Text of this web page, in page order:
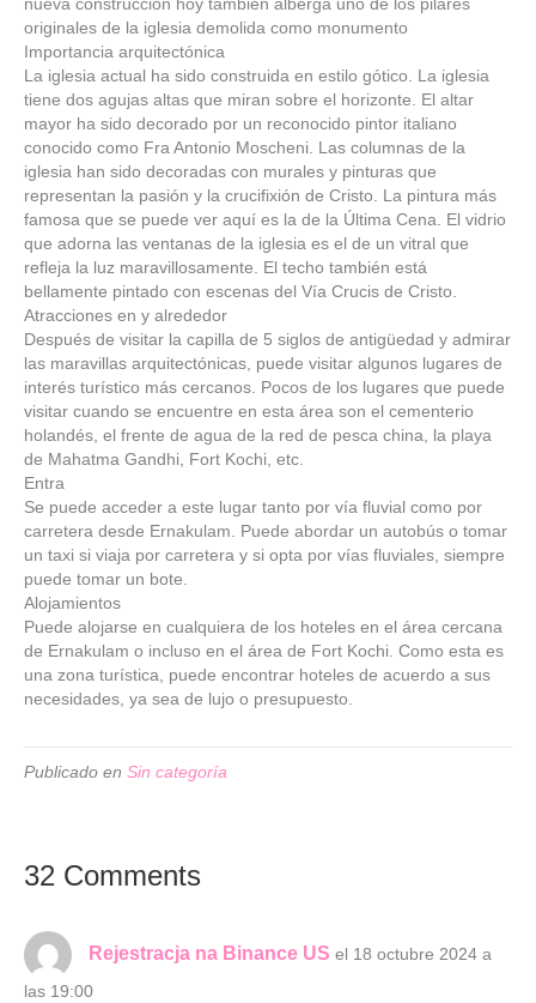
nueva construcción hoy también alberga uno de los pilares
originales de la iglesia demolida como monumento
Importancia arquitectónica
La iglesia actual ha sido construida en estilo gótico. La iglesia
tiene dos agujas altas que miran sobre el horizonte. El altar
mayor ha sido decorado por un reconocido pintor italiano
conocido como Fra Antonio Moscheni. Las columnas de la
iglesia han sido decoradas con murales y pinturas que
representan la pasión y la crucifixión de Cristo. La pintura más
famosa que se puede ver aquí es la de la Última Cena. El vidrio
que adorna las ventanas de la iglesia es el de un vitral que
refleja la luz maravillosamente. El techo también está
bellamente pintado con escenas del Vía Crucis de Cristo.
Atracciones en y alrededor
Después de visitar la capilla de 5 siglos de antigüedad y admirar
las maravillas arquitectónicas, puede visitar algunos lugares de
interés turístico más cercanos. Pocos de los lugares que puede
visitar cuando se encuentre en esta área son el cementerio
holandés, el frente de agua de la red de pesca china, la playa
de Mahatma Gandhi, Fort Kochi, etc.
Entra
Se puede acceder a este lugar tanto por vía fluvial como por
carretera desde Ernakulam. Puede abordar un autobús o tomar
un taxi si viaja por carretera y si opta por vías fluviales, siempre
puede tomar un bote.
Alojamientos
Puede alojarse en cualquiera de los hoteles en el área cercana
de Ernakulam o incluso en el área de Fort Kochi. Como esta es
una zona turística, puede encontrar hoteles de acuerdo a sus
necesidades, ya sea de lujo o presupuesto.
Publicado en Sin categoría
32 Comments
Rejestracja na Binance US el 18 octubre 2024 a
las 19:00